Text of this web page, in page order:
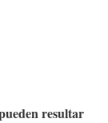
resultar